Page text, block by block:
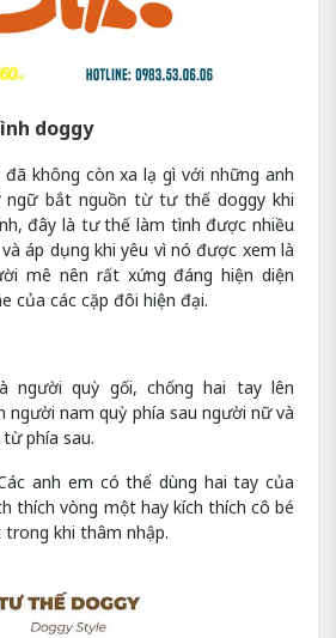
doggy
không còn xa lạ gì với những anh
bắt nguồn từ tư thế doggy khi
đây là tư thế làm tình được nhiều
áp dụng khi yêu vì nó được xem là
mê nên rất xứng đáng hiện diện
của các cặp đôi hiện đại.
người quỳ gối, chống hai tay lên
người nam quỳ phía sau người nữ và
phía sau.
anh em có thể dùng hai tay của
thích vòng một hay kích thích cô bé
khi thâm nhập.